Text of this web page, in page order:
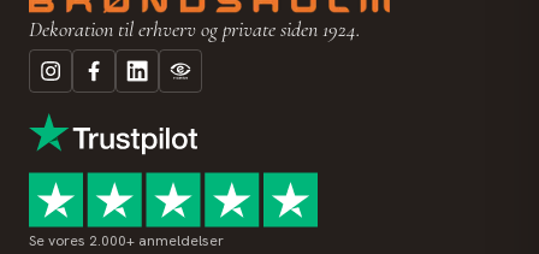
Dekoration til erhverv og private siden 1924.
Se vores 2.000+ anmeldelser